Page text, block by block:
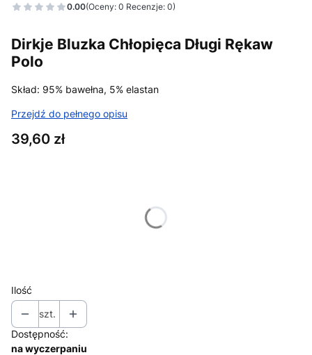
0.00(Oceny: 0 Recenzje: 0)
Dirkje Bluzka Chłopięca Długi Rękaw
Polo
Skład: 95% bawełna, 5% elastan
Przejdź do pełnego opisu
Cena
39,60 zł
Ilość
szt.
Dostępność:
na wyczerpaniu